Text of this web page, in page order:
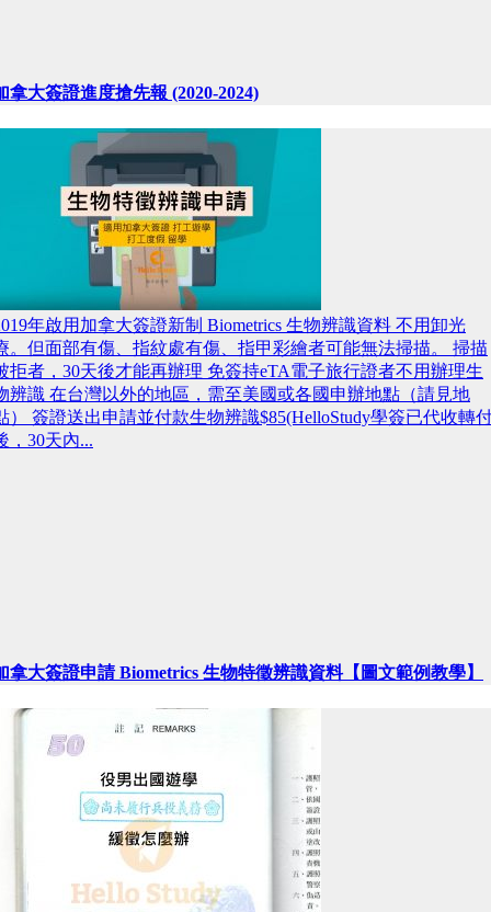
拿大簽證進度搶先報 (2020-2024)
年啟用加拿大簽證新制 Biometrics 生物辨識資料 不用卸光
。但面部有傷、指紋處有傷、指甲彩繪者可能無法掃描。 掃描
拒者，30天後才能再辦理 免簽持eTA電子旅行證者不用辦理生
辨識 在台灣以外的地區，需至美國或各國申辦地點（請見地
） 簽證送出申請並付款生物辨識$85(HelloStudy學簽已代收轉
，30天內...
拿大簽證申請 Biometrics 生物特徵辨識資料【圖文範例教學】